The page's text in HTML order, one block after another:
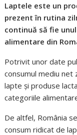
Laptele este un
prezent în rutina
continuă să fie
alimentare din
Potrivit unor date
consumul mediu
lapte și produse
categoriile
De altfel, România
consum ridicat de